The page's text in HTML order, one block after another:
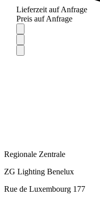
Lieferzeit auf Anfrage
Preis auf Anfrage
Regionale Zentrale
ZG Lighting Benelux
Rue de Luxembourg 177